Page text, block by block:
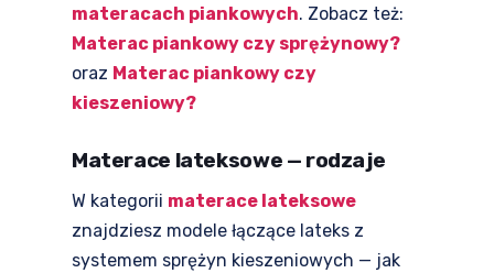
materacach piankowych. Zobacz też:
Materac piankowy czy sprężynowy?
oraz Materac piankowy czy
kieszeniowy?
Materace lateksowe — rodzaje
W kategorii materace lateksowe
znajdziesz modele łączące lateks z
systemem sprężyn kieszeniowych — jak